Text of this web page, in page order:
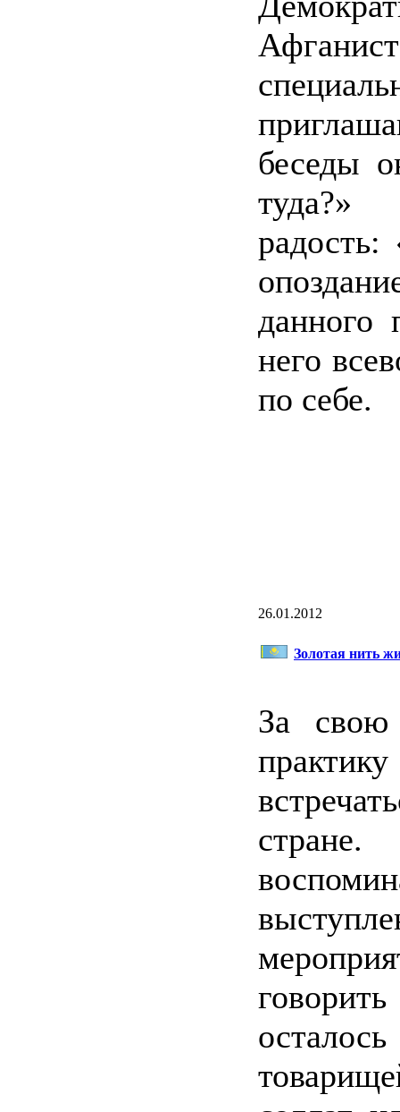
беседы
туда?»
радость:
данного
него
по себе.
26.01.2012
Золотая нить
За свою